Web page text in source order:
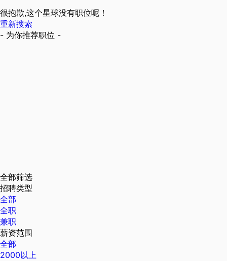
很抱歉,这个星球没有职位呢！
重新搜索
- 为你推荐职位 -
全部筛选
招聘类型
全部
全职
兼职
薪资范围
全部
2000以上